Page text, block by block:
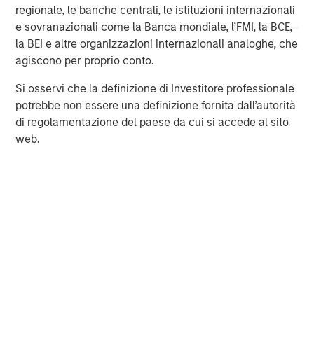
regionale, le banche centrali, le istituzioni internazionali
e sovranazionali come la Banca mondiale, l’FMI, la BCE,
la BEI e altre organizzazioni internazionali analoghe, che
agiscono per proprio conto.
Si osservi che la definizione di Investitore professionale
potrebbe non essere una definizione fornita dall’autorità
di regolamentazione del paese da cui si accede al sito
web.
For more information about Morgan Stanley, please
visitwww.morganstanley.com.
Morgan Stanley Expansion Capital
Morgan Stanley Expansion Capital specializes in equity
and credit investments in late-stage private companies
that operate in the technology, healthcare, consumer,
digital media and other high-growth sectors.